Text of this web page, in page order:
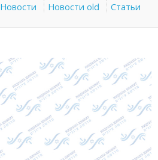
Новости Новости old Статьи